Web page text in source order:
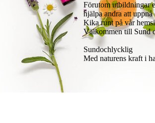
Förutom utbildningar
hjälpa andra att
Kika runt på vår
Välkommen till Sund
Sundochlycklig
Med naturens kraft i